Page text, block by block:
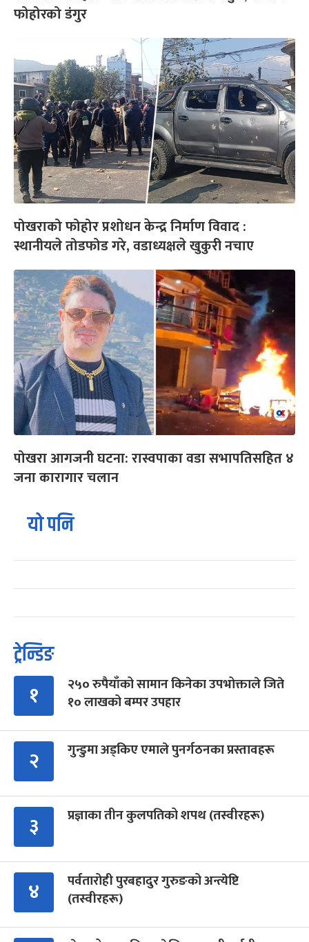
फोहोरको डंगुर
पोखराको फोहोर प्रशोधन केन्द्र निर्माण विवाद :
स्थानीयले तोडफोड गरे, वडाध्यक्षले खुकुरी नचाए
पोखरा आगजनी घटना: रास्वपाका वडा सभापतिसहित ४
जना कारागार चलान
यो पनि
ट्रेन्डिङ
१
२५० रुपैयाँको सामान किनेका उपभोक्ताले जिते
१० लाखको बम्पर उपहार
२ गुन्डुमा अड्किए एमाले पुनर्गठनका प्रस्तावहरू
३ प्रज्ञाका तीन कुलपतिको शपथ (तस्वीरहरू)
४
पर्वतारोही पुरबहादुर गुरुङको अन्त्येष्टि
(तस्वीरहरू)